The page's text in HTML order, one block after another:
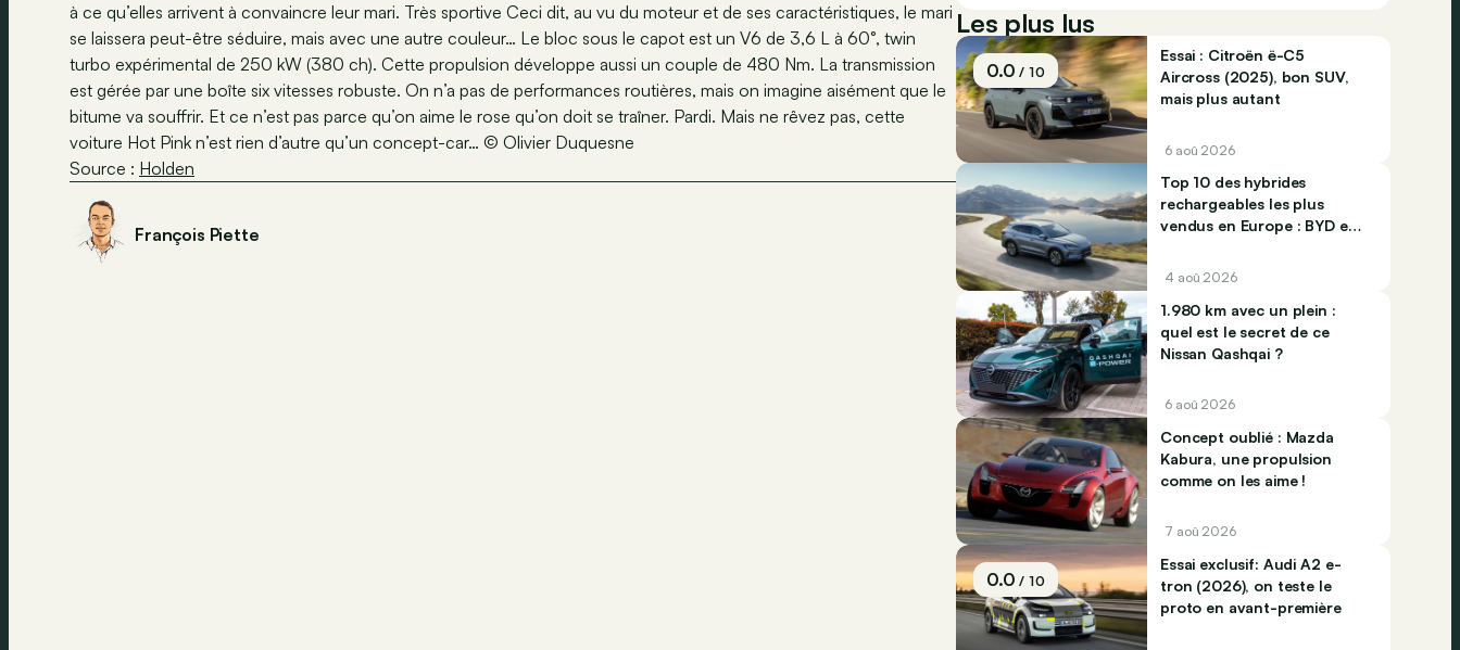
à ce qu’elles arrivent à convaincre leur mari. Très sportive Ceci dit, au vu du moteur et de ses caractéristiques, le mari
se laissera peut-être séduire, mais avec une autre couleur… Le bloc sous le capot est un V6 de 3,6 L à 60°, twin
turbo expérimental de 250 kW (380 ch). Cette propulsion développe aussi un couple de 480 Nm. La transmission
est gérée par une boîte six vitesses robuste. On n’a pas de performances routières, mais on imagine aisément que le
bitume va souffrir. Et ce n’est pas parce qu’on aime le rose qu’on doit se traîner. Pardi. Mais ne rêvez pas, cette
voiture Hot Pink n’est rien d’autre qu’un concept-car… © Olivier Duquesne
Source : Holden
François Piette
Les plus lus
0.0/ 10
Essai : Citroën ë-C5
Aircross (2025), bon SUV,
mais plus autant
6 aoû 2026
Top 10 des hybrides
rechargeables les plus
vendus en Europe : BYD et
4 aoû 2026
1.980 km avec un plein :
quel est le secret de ce
Nissan Qashqai ?
6 aoû 2026
Concept oublié : Mazda
Kabura, une propulsion
comme on les aime !
7 aoû 2026
0.0/ 10
Essai exclusif: Audi A2 e-
tron (2026), on teste le
proto en avant-première